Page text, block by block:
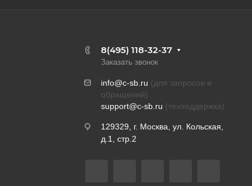
8(495) 118-32-37
Заказать звонок
info@c-sb.ru (для запросов и
обращений)
support@c-sb.ru (техподдержка)
129329, г. Москва, ул. Кольская,
д.1, стр.2